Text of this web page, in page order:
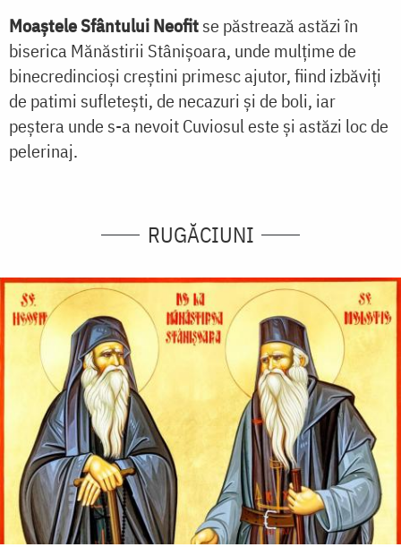
Moaștele Sfântului Neofitse păstrează astăzi în
biserica Mănăstirii Stânișoara, unde mulțime de
binecredincioși creștini primesc ajutor, fiind izbăviți
de patimi sufletești, de necazuri și de boli, iar
peștera unde s-a nevoit Cuviosul este și astăzi loc de
pelerinaj.
RUGĂCIUNI